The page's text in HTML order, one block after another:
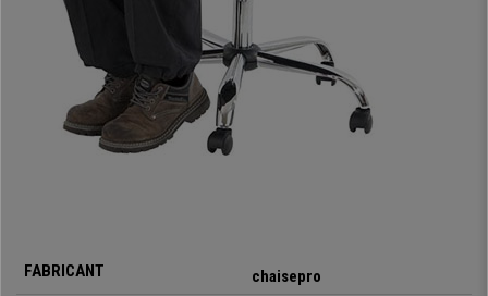
• Cuir synthétique facile d’entretien
Confort maximum : forme ergonomique, grand rembourrage
• Design élégant
Structure en acier
Adapté pour des personnes pesant jusqu’à 150kg
• Accoudoirs rembourrés
Mécanisme de balancement continu pour se détendre et se
FABRICANT chaisepro